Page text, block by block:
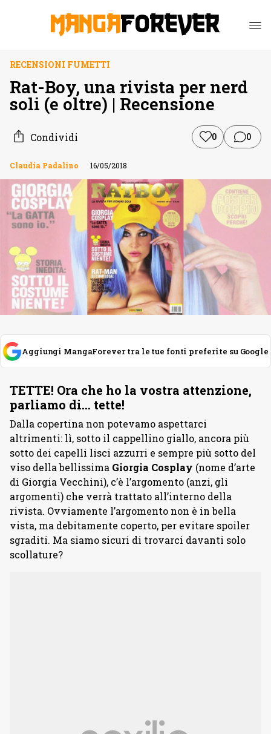
RECENSIONI FUMETTI
Rat-Boy, una rivista per nerd
soli (e oltre) | Recensione
Condividi 0 0
Claudia Padalino 16/05/2018
Aggiungi MangaForever tra le tue fonti preferite su Google
TETTE! Ora che ho la vostra attenzione,
parliamo di… tette!
Dalla copertina non potevamo aspettarci
altrimenti: lì, sotto il cappellino giallo, ancora più
sotto dei capelli lisci azzurri e sempre più sotto del
viso della bellissima Giorgia Cosplay (nome d’arte
di Giorgia Vecchini), c’è l’argomento (anzi, gli
argomenti) che verrà trattato all’interno della
rivista. Ovviamente l’argomento non è in bella
vista, ma debitamente coperto, per evitare spoiler
sgraditi. Ma siamo sicuri di trovarci davanti solo
scollature?